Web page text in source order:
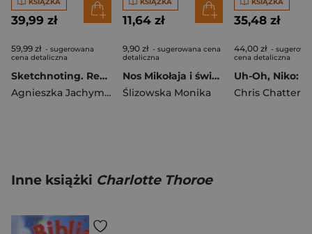
39,99 zł
59,99 zł - sugerowana
cena detaliczna
Sketchnoting. Rewolucja w notowaniu
Agnieszka Jachymek
11,64 zł
9,90 zł - sugerowana cena
detaliczna
Nos Mikołaja i świąteczne sreberko
Ślizowska Monika
35,48 zł
44,00 zł -
cena detaliczna
Chris
Inne książki Charlotte Thoroe